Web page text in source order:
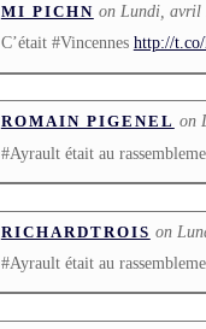
MI PICHN on Lundi, avril
C’était #Vincennes http://
ROMAIN PIGENEL on
#Ayrault était au
RICHARDTROIS on
#Ayrault était au